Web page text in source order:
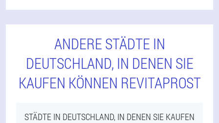
ANDERE STÄDTE IN
DEUTSCHLAND, IN DENEN SIE
KAUFEN KÖNNEN REVITAPROST
STÄDTE IN DEUTSCHLAND, IN DENEN SIE KAUFEN